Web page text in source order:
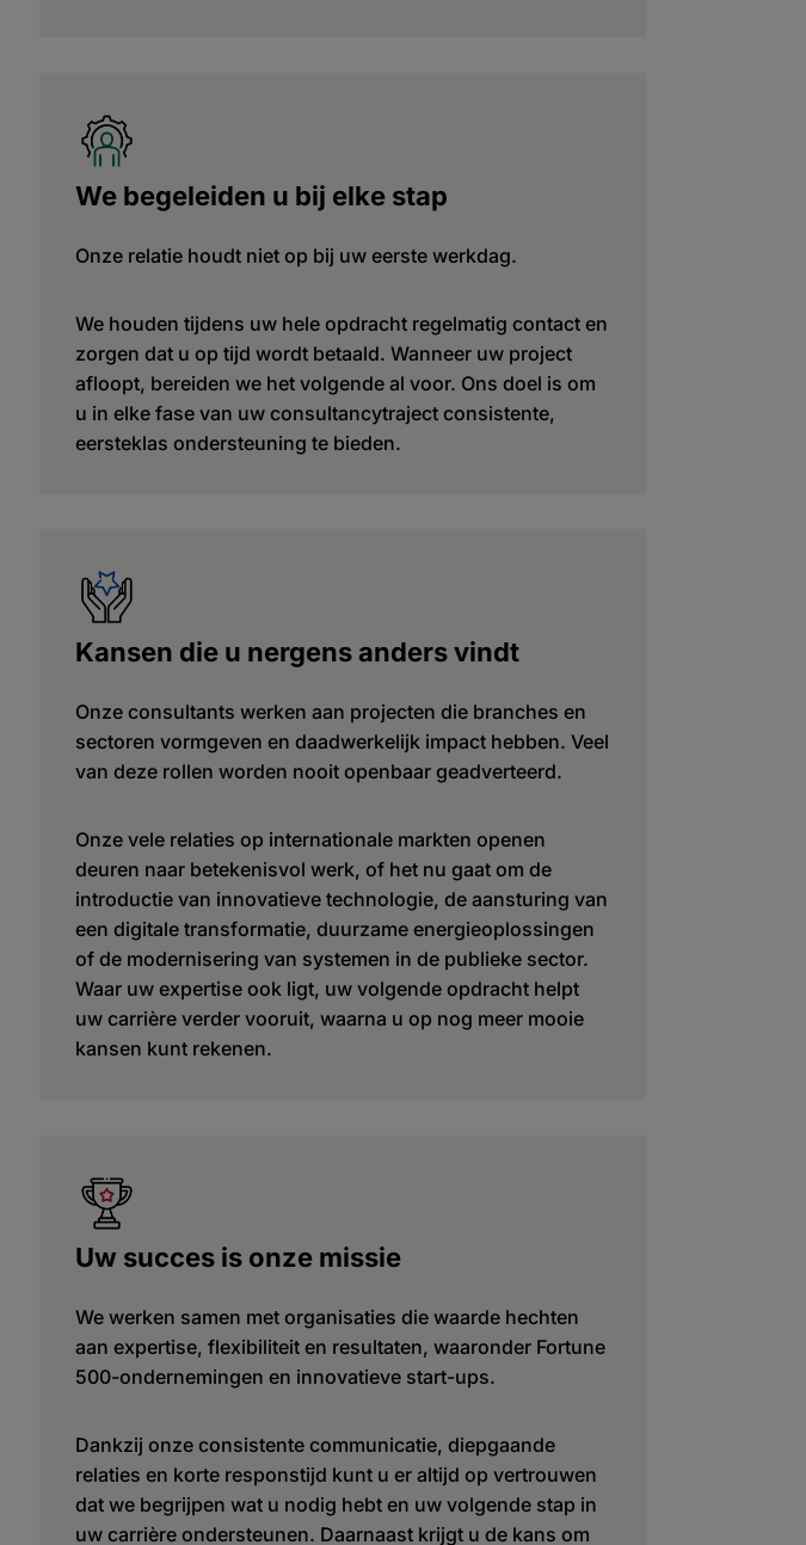
We begeleiden u bij elke stap
Onze relatie houdt niet op bij uw eerste werkdag.
We houden tijdens uw hele opdracht regelmatig contact en
zorgen dat u op tijd wordt betaald. Wanneer uw project
afloopt, bereiden we het volgende al voor. Ons doel is om
u in elke fase van uw consultancytraject consistente,
eersteklas ondersteuning te bieden.
Kansen die u nergens anders vindt
Onze consultants werken aan projecten die branches en
sectoren vormgeven en daadwerkelijk impact hebben. Veel
van deze rollen worden nooit openbaar geadverteerd.
Onze vele relaties op internationale markten openen
deuren naar betekenisvol werk, of het nu gaat om de
introductie van innovatieve technologie, de aansturing van
een digitale transformatie, duurzame energieoplossingen
of de modernisering van systemen in de publieke sector.
Waar uw expertise ook ligt, uw volgende opdracht helpt
uw carrière verder vooruit, waarna u op nog meer mooie
kansen kunt rekenen.
Uw succes is onze missie
We werken samen met organisaties die waarde hechten
aan expertise, flexibiliteit en resultaten, waaronder Fortune
500-ondernemingen en innovatieve start-ups.
Dankzij onze consistente communicatie, diepgaande
relaties en korte responstijd kunt u er altijd op vertrouwen
dat we begrijpen wat u nodig hebt en uw volgende stap in
uw carrière ondersteunen. Daarnaast krijgt u de kans om